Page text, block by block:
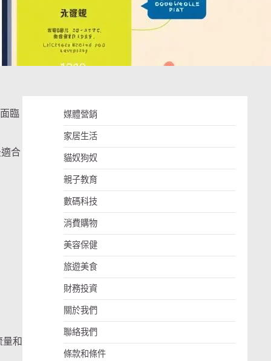
臨
合
量和
媒體營銷
家居生活
貓奴狗奴
親子教育
數碼科技
消費購物
美容保健
旅遊美食
財務投資
關於我們
聯絡我們
條款和條件